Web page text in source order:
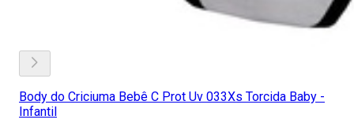
Body do Criciuma Bebê C Prot Uv 033Xs Torcida Baby -
Infantil